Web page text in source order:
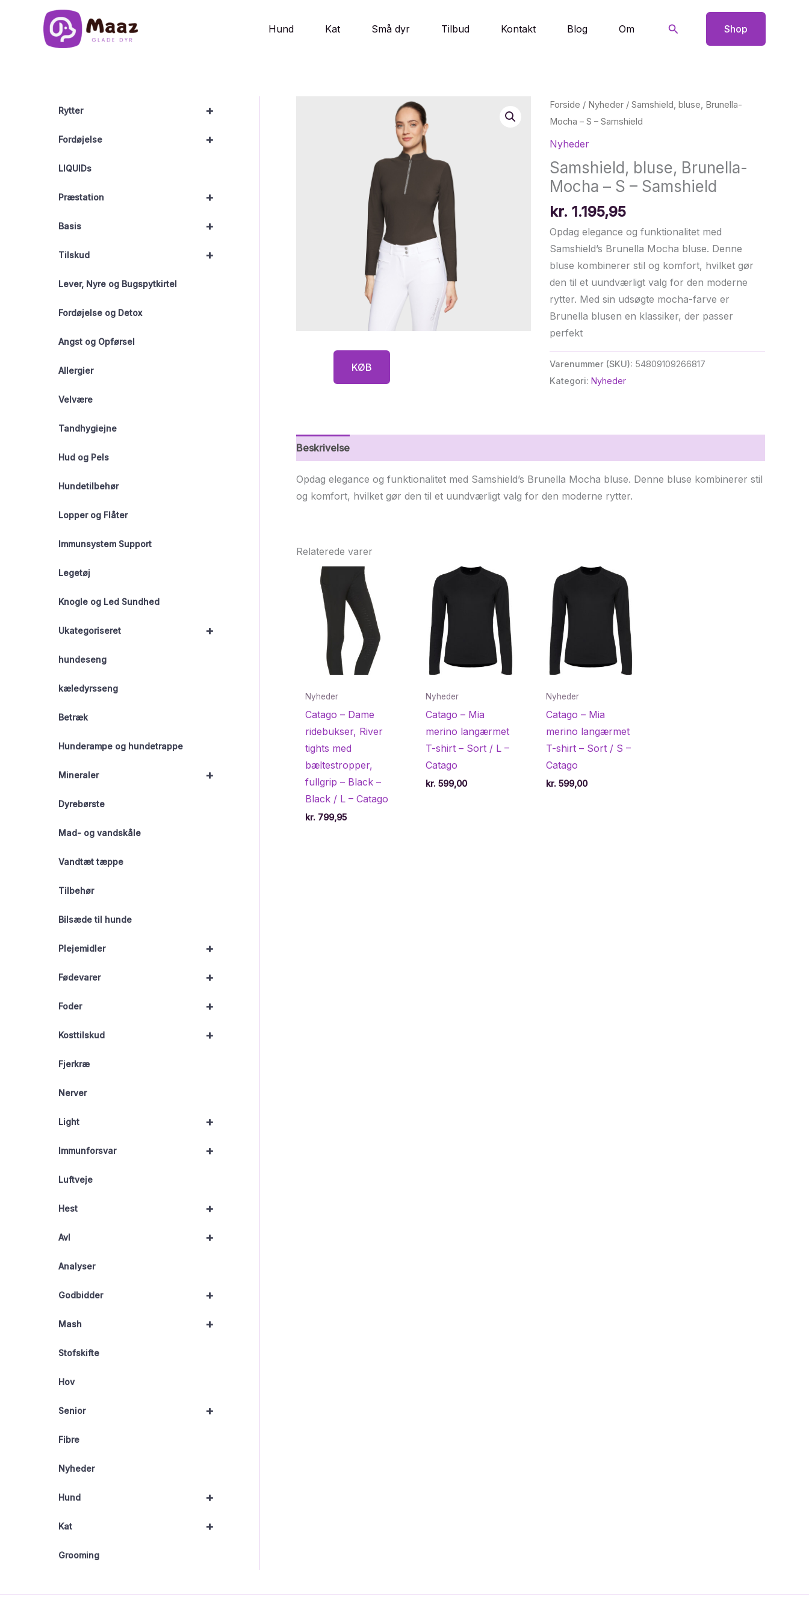
Hund Kat Små dyr Tilbud Kontakt Blog Om Søg Shop
+
Rytter
+
Fordøjelse
LIQUIDs
+
Præstation
+
Basis
+
Tilskud
Lever, Nyre og Bugspytkirtel
Fordøjelse og Detox
Angst og Opførsel
Allergier
Velvære
Tandhygiejne
Hud og Pels
Hundetilbehør
Lopper og Flåter
Immunsystem Support
Legetøj
Knogle og Led Sundhed
+
Ukategoriseret
hundeseng
kæledyrsseng
Betræk
Hunderampe og hundetrappe
+
Mineraler
Dyrebørste
Mad- og vandskåle
Vandtæt tæppe
Tilbehør
Bilsæde til hunde
+
Plejemidler
+
Fødevarer
+
Foder
+
Kosttilskud
Fjerkræ
Nerver
+
Light
+
Immunforsvar
Luftveje
+
Hest
+
Avl
Analyser
+
Godbidder
+
Mash
Stofskifte
Hov
+
Senior
Fibre
Nyheder
+
Hund
+
Kat
Grooming
Forside / Nyheder/ Samshield, bluse, Brunella-
Mocha – S – Samshield
Nyheder
Samshield, bluse, Brunella-
Mocha – S – Samshield
kr. 1.195,95
Opdag elegance og funktionalitet med
Samshield’s Brunella Mocha bluse. Denne
bluse kombinerer stil og komfort, hvilket gør
den til et uundværligt valg for den moderne
rytter. Med sin udsøgte mocha-farve er
Brunella blusen en klassiker, der passer
perfekt
Varenummer (SKU): 54809109266817
Kategori: Nyheder
KØB
Beskrivelse
Opdag elegance og funktionalitet med Samshield’s Brunella Mocha bluse. Denne bluse kombinerer stil
og komfort, hvilket gør den til et uundværligt valg for den moderne rytter.
Relaterede varer
Nyheder
Catago – Dame
ridebukser, River
tights med
bæltestropper,
fullgrip – Black –
Black / L – Catago
kr. 799,95
Nyheder
Catago – Mia
merino langærmet
T-shirt – Sort / L –
Catago
kr.599,00
Nyheder
Catago – Mia
merino langærmet
T-shirt – Sort / S –
Catago
kr.599,00